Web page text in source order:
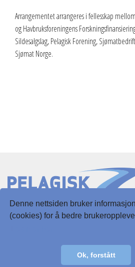
Denne nettsiden bruker
(cookies) for å bedre
Ok, forstått
Arrangementet arrangeres i fellesskap
og Havbruksforeningens
Sildesalgslag, Pelagisk Forening,
Sjømat Norge.
Slottsgaten 3
post@pelagisk.net